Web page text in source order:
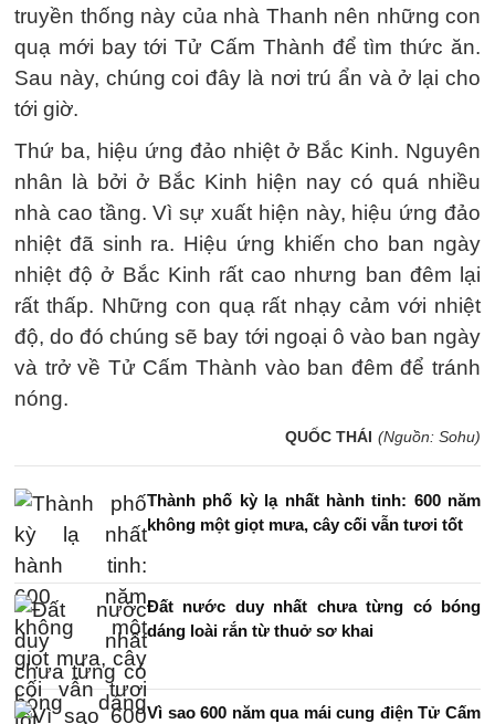
truyền thống này của nhà Thanh nên những con
quạ mới bay tới Tử Cấm Thành để tìm thức ăn.
Sau này, chúng coi đây là nơi trú ẩn và ở lại cho
tới giờ.
Thứ ba, hiệu ứng đảo nhiệt ở Bắc Kinh. Nguyên
nhân là bởi ở Bắc Kinh hiện nay có quá nhiều
nhà cao tầng. Vì sự xuất hiện này, hiệu ứng đảo
nhiệt đã sinh ra. Hiệu ứng khiến cho ban ngày
nhiệt độ ở Bắc Kinh rất cao nhưng ban đêm lại
rất thấp. Những con quạ rất nhạy cảm với nhiệt
độ, do đó chúng sẽ bay tới ngoại ô vào ban ngày
và trở về Tử Cấm Thành vào ban đêm để tránh
nóng.
QUỐC THÁI (Nguồn: Sohu)
Thành phố kỳ lạ nhất hành tinh: 600 năm
không một giọt mưa, cây cối vẫn tươi tốt
Đất nước duy nhất chưa từng có bóng
dáng loài rắn từ thuở sơ khai
Vì sao 600 năm qua mái cung điện Tử Cấm